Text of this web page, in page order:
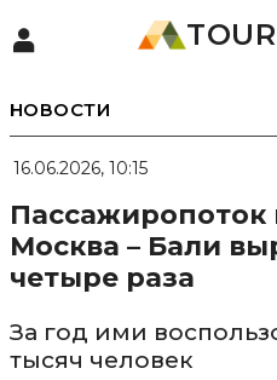
НОВОСТИ
16.06.2026, 10:15
Пассажиропоток
Москва – Бали
четыре раза
За год ими
тысяч человек